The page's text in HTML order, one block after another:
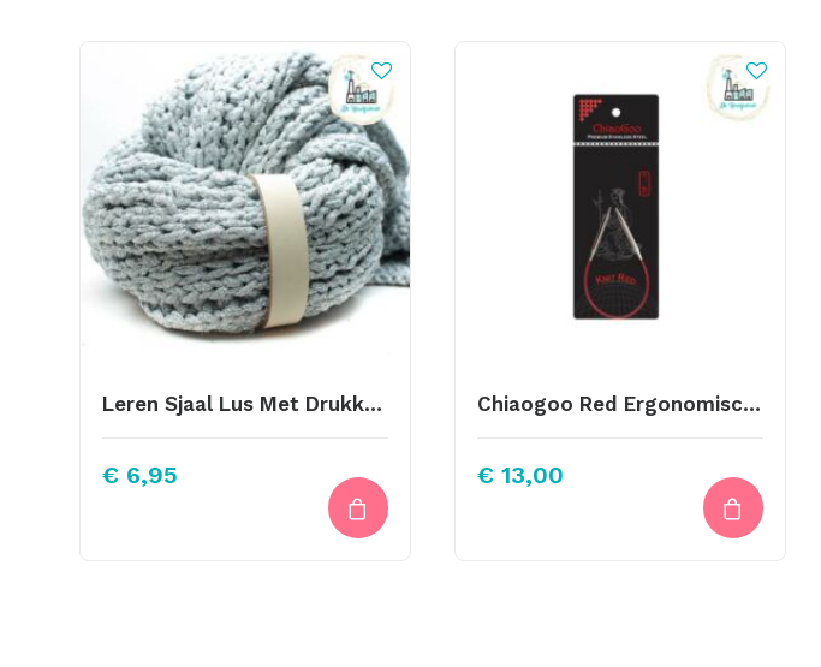
Leren Sjaal Lus Met Drukknoop 21cm Ecru
€ 6,95
Chiaogoo Red Ergonomische Rondbreinaalden 23cm 3.50mm
€ 13,00